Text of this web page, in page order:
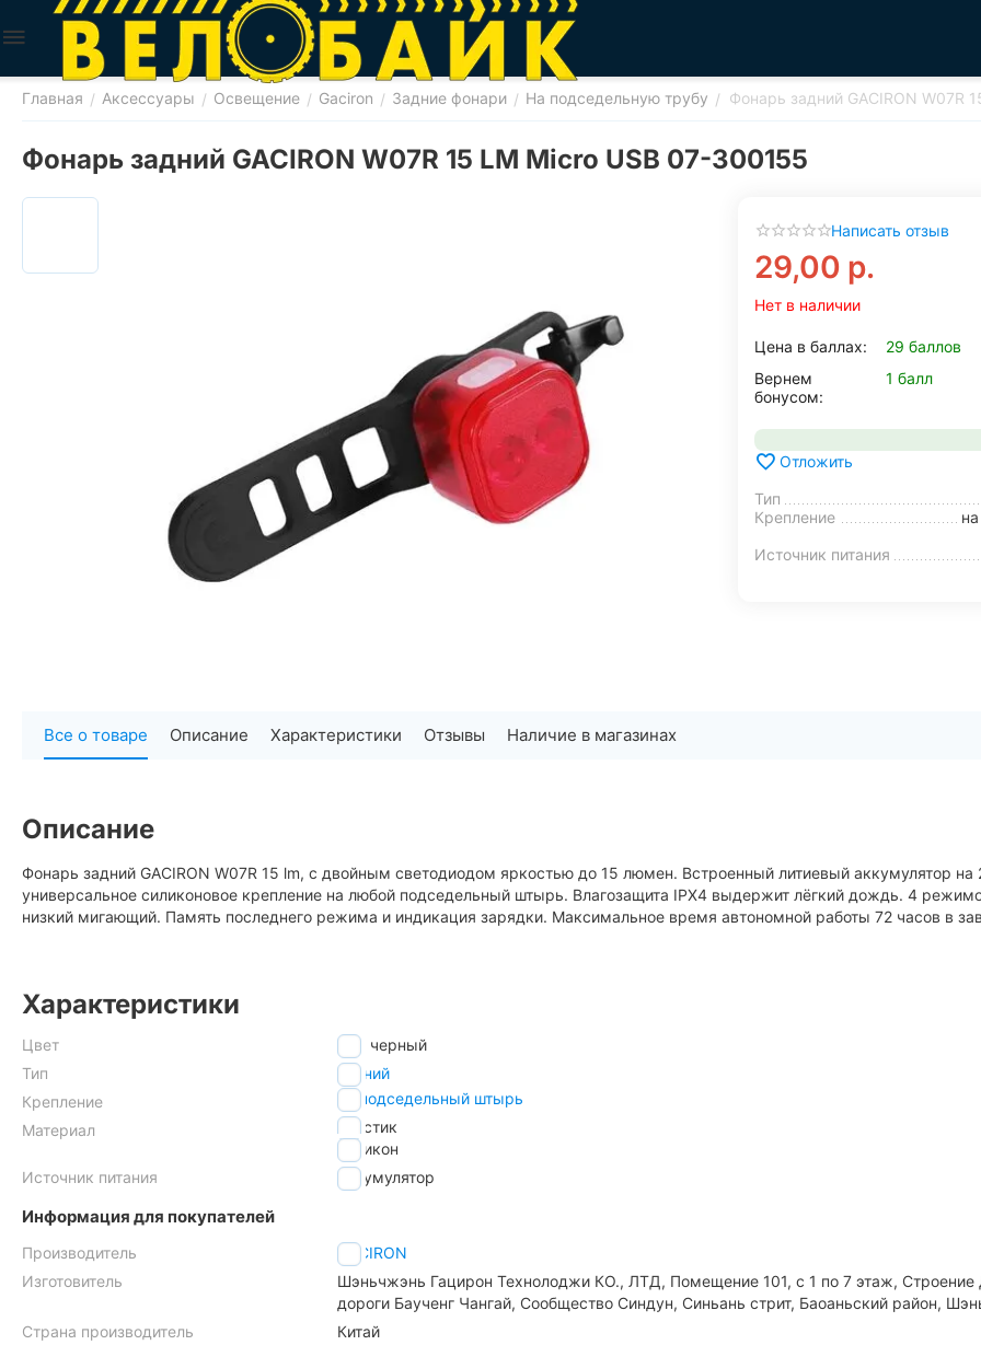
Главная / Аксессуары / Освещение / Gaciron / Задние фонари / На подседельную трубу / Фонарь задний GACIRON W07R
Фонарь задний GACIRON W07R 15 LM Micro USB 07-300155
Написать отзыв
29,00 р.
Нет в наличии
Цена в баллах:
29 баллов
Вернем
бонусом:
1 балл
Отложить
Тип
Крепление
Источник питания
Все о товаре Описание Характеристики Отзывы Наличие в магазинах
Описание
Фонарь задний GACIRON W07R 15 lm, с двойным светодиодом яркостью до 15 люмен. Встроенный литиевый аккумулятор
универсальное силиконовое крепление на любой подседельный штырь. Влагозащита IPX4 выдержит лёгкий дождь. 4
низкий мигающий. Память последнего режима и индикация зарядки. Максимальное время автономной работы 72 часов в
Характеристики
Цвет
черный
Тип
задний
Крепление
на подседельный штырь
Материал
пластик
силикон
Источник питания
аккумулятор
Информация для покупателей
Производитель
GACIRON
Изготовитель
Шэньчжэнь Гацирон Технолоджи КО., ЛТД, Помещение 101, с 1 по 7 этаж,
дороги Баученг Чангай, Сообщество Синдун, Синьань стрит, Баоаньский район,
Страна производитель
Китай